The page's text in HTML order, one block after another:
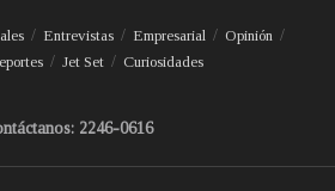
Entrevistas Empresarial
Opinión
Jet Set Curiosidades
2246-0616